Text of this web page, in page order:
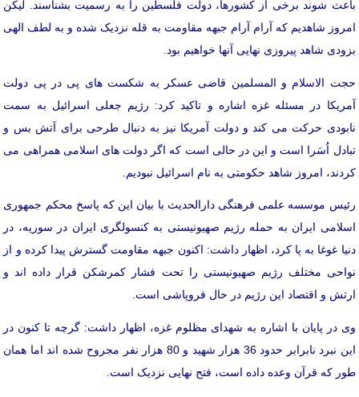
باعث شوند برخی از کشورها، دولت فلسطین را به رسمیت بشناسند. لیکن
امروز شاهدیم که آرام آرام جبهه مقاومت به قله نزدیک شده و به لطف الهی
بزودی شاهد پیروزی نهایی آنها خواهیم بود.
حجت الاسلام و المسلمین قاضی عسکر به شکست های پی در پی دولت
آمریکا در مسئله غزه اشاره و تاکید کرد: رژیم جعلی اسرائیل به سمت
نابودی حرکت می کند و دولت آمریکا نیز به دنبال طرحی برای آتش بس و
تبادل اُسَرا است و این در حالی است که اگر دولت های اسلامی همراهی می
کردند، امروز شاهد حکومتی به نام اسرائیل نبودیم.
رئیس موسسه علمی فرهنگی دارالحدیث با بیان این که پاسخ محکم جمهوری
اسلامی ایران به حمله رژیم صهیونیستی به کنسولگری ایران در سوریه، در
دنیا غوغا به پا کرد، اظهار داشت: اکنون جبهه مقاومت گسترش پیدا کرده و از
نواحی مختلف رژیم صهیونیستی را تحت فشار کمرشکن قرار داده اند و
ارتش و اقتصاد این رژیم در حال فروپاشی است.
وی در پایان با اشاره به شهدای مظلوم غزه، اظهار داشت: گرچه تا کنون در
این نبرد نابرابر حدود 36 هزار شهید و 80 هزار نفر مجروح شده اند اما همان
طور که قرآن وعده داده است، فتح نهایی نزدیک است.